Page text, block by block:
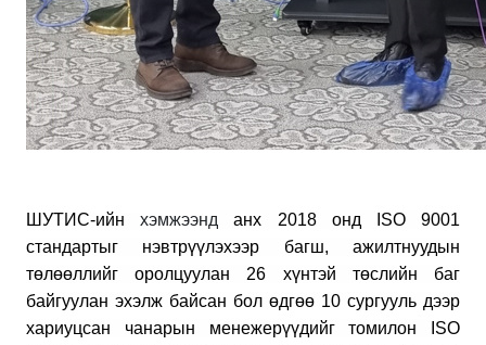
ШУТИС-ийнхэмжээнд анх 2018 онд ISO 9001
стандартыг нэвтрүүлэхээр багш, ажилтнуудын
төлөөллийг оролцуулан 26 хүнтэй төслийн баг
байгуулан эхэлж байсан бол өдгөө 10 сургууль дээр
хариуцсан чанарын менежерүүдийг томилон
ISO